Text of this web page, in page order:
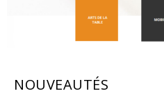
NOUVEAUTÉS